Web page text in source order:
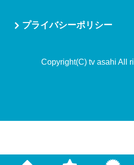
プライバシーポリシー
Copyright(C) tv asahi All